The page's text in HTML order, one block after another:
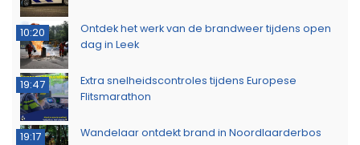
10:20
Ontdek het werk van de brandweer tijdens open
dag in Leek
19:47
Extra snelheidscontroles tijdens Europese
Flitsmarathon
19:17 Wandelaar ontdekt brand in Noordlaarderbos